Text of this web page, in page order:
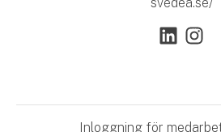
Inloggning för